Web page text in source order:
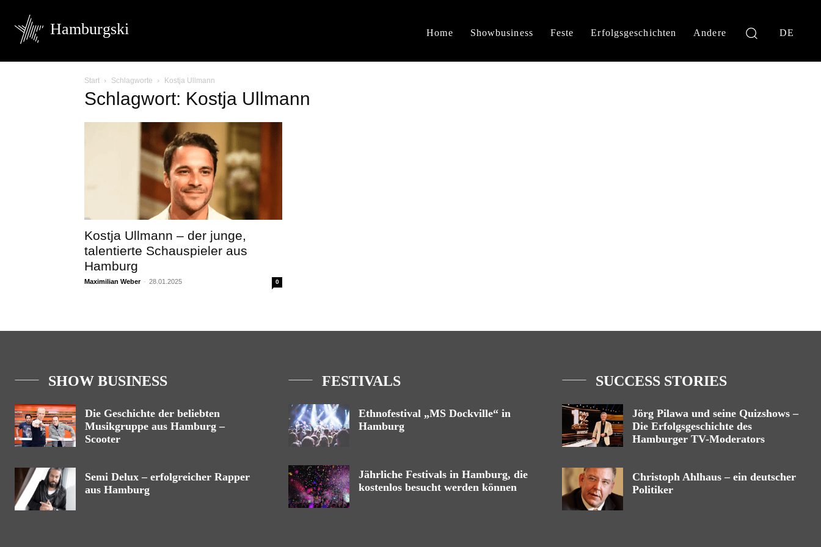
Hamburgski Home Showbusiness Feste Erfolgsgeschichten Andere DE
Start Schlagworte Kostja Ullmann
Schlagwort: Kostja Ullmann
Kostja Ullmann – der junge,
talentierte Schauspieler aus
Hamburg
Maximilian Weber - 28.01.2025 0
SHOW BUSINESS
Die Geschichte der beliebten
Musikgruppe aus Hamburg –
Scooter
Semi Delux – erfolgreicher Rapper
aus Hamburg
FESTIVALS
Ethnofestival „MS Dockville“ in
Hamburg
Jährliche Festivals in Hamburg, die
kostenlos besucht werden können
SUCCESS STORIES
Jörg Pilawa und seine Quizshows –
Die Erfolgsgeschichte des
Hamburger TV-Moderators
Christoph Ahlhaus – ein deutscher
Politiker